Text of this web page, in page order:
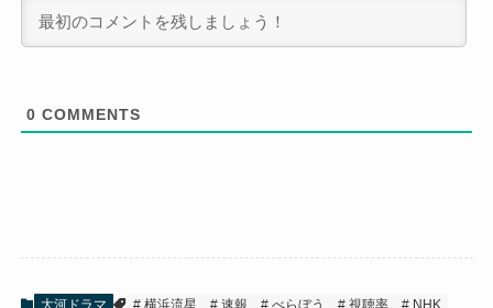
0 COMMENTS
大河ドラマ 横浜流星 速報 べらぼう 視聴率 NHK